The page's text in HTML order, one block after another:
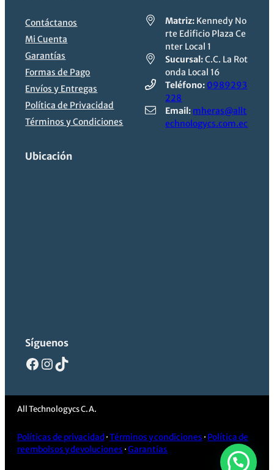
Contáctanos
Mi Cuenta
Garantías
Formas de Pago
Envíos y Entregas
Política de Privacidad
Términos y Condiciones
Matriz: Kennedy No
rte Edificio Plaza Ce
nter Local 1
Sucursal:C.C. La Rot
onda Local 16
Teléfono: 0989293
228
Email: mheras@allt
echnologycs.com.ec
Ubicación
Síguenos
Facebook
Instagram
TikTok
All Technologycs C.A.
Políticas de privacidad ·Términos y condiciones · Política de
reembolsos y devoluciones ·Garantías